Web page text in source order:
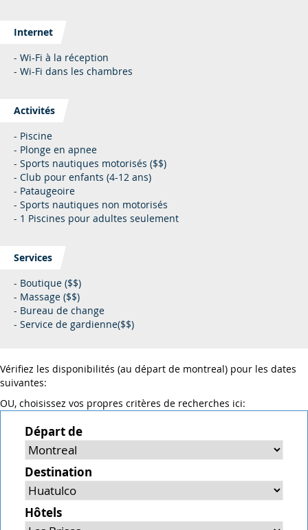
Internet
- Wi-Fi à la réception
- Wi-Fi dans les chambres
Activités
- Piscine
- Plonge en apnee
- Sports nautiques motorisés ($$)
- Club pour enfants (4-12 ans)
- Pataugeoire
- Sports nautiques non motorisés
- 1 Piscines pour adultes seulement
Services
- Boutique ($$)
- Massage ($$)
- Bureau de change
- Service de gardienne($$)
Vérifiez les disponibilités (au départ de montreal) pour les dates
suivantes:
OU, choisissez vos propres critères de recherches ici:
Départ de
Destination
Hôtels